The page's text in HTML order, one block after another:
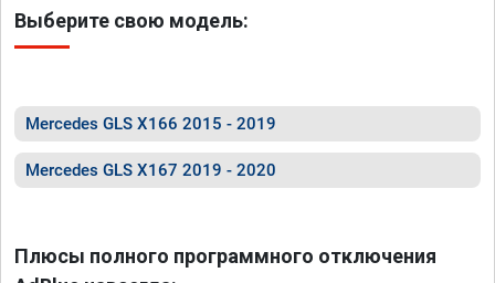
Выберите свою модель:
Mercedes GLS X166 2015 - 2019
Mercedes GLS X167 2019 - 2020
Плюсы полного программного отключения